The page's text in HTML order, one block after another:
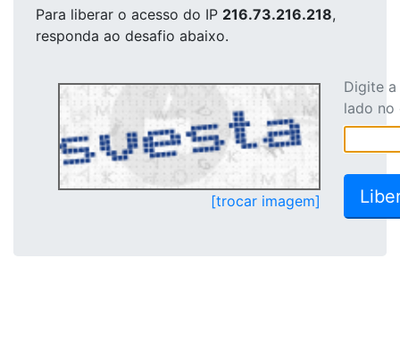
Para liberar o acesso do IP 216.73.216.218,
responda ao desafio abaixo.
[trocar imagem]
Digite
lado no